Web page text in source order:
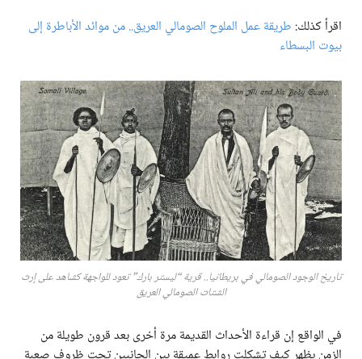
اقرأ كذلك: طريقة عمل الملوح الصومالي العريق.. من موائد الأباطرة إلى
بيوت البسطاء
تاريخ الوجود الصومالي في بريطانيا.. قرية “ليستر بارك” تعود للواجهة كشاهد على إرث
الشتات الصومالي العريق
في الواقع إن قراءة الأحداث القديمة مرة أخرى بعد قرون طويلة من